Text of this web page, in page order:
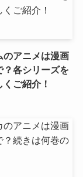
のアニメは漫画
？各シリーズを
ご紹介！